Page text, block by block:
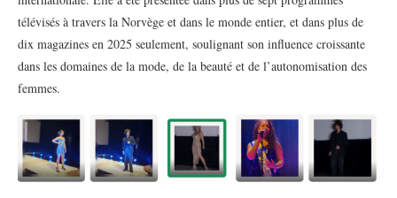
télévisés à travers la Norvège et dans le monde entier, et dans plus de
dix magazines en 2025 seulement, soulignant son influence croissante
dans les domaines de la mode, de la beauté et de l’autonomisation des
femmes.